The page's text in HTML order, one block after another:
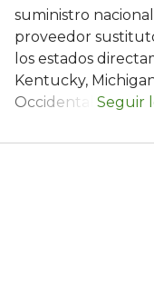
suministro
proveedor
los estados
Kentucky,
Occidental.